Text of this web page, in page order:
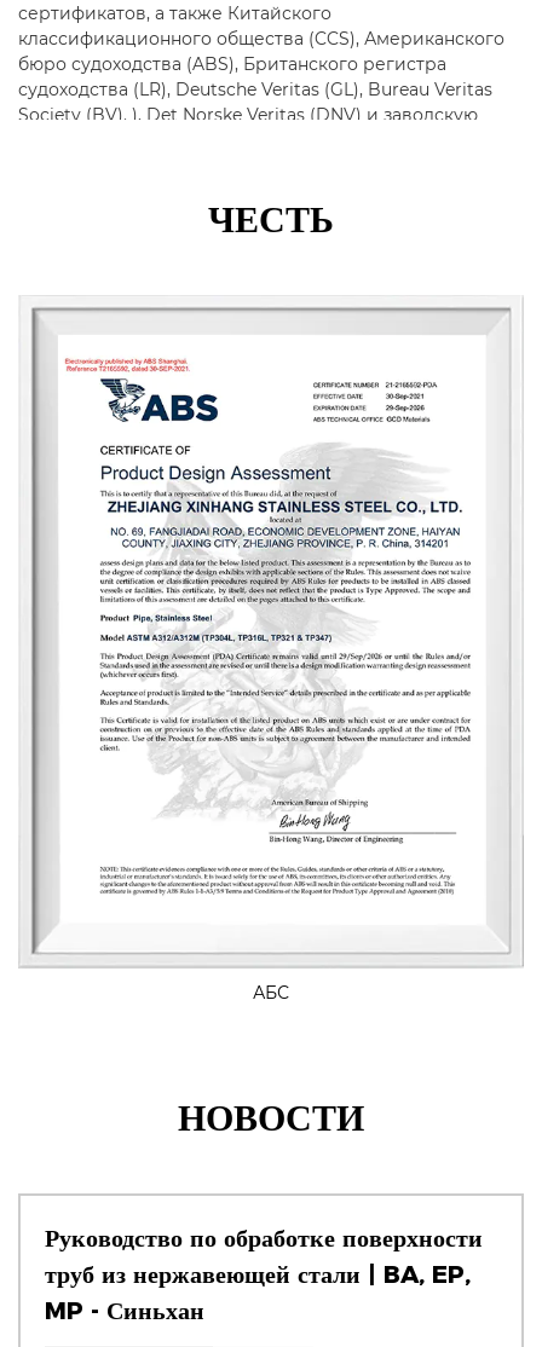
сертификатов, а также Китайского
классификационного общества (CCS), Американского
бюро судоходства (ABS), Британского регистра
судоходства (LR), Deutsche Veritas (GL), Bureau Veritas
Society (BV). ), Det Norske Veritas (DNV) и заводскую
Основная продукция включает в себя трубы из
используются в нефтяной, химической
судостроении, фармацевтике, пищевой
промышленности, водном хозяйстве,
электроэнергетике, новой энергетике, механическом
придерживается корпоративного принципа
«качество для выживания, репутация для развития» и
искренне обслуживает каждого клиента, чтобы
создать беспроигрышную ситуацию.
ЧЕСТЬ
АБС
НОВОСТИ
Руководство по обработке поверхности
труб из нержавеющей стали | BA, EP,
MP - Синьхан